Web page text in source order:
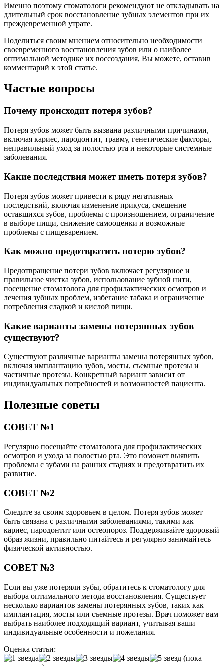
Именно поэтому стоматологи рекомендуют не откладывать на
длительный срок восстановление зубных элементов при их
преждевременной утрате.
Поделиться своим мнением относительно необходимости
своевременного восстановления зубов или о наиболее
оптимальной методике их воссоздания, Вы можете, оставив
комментарий к этой статье.
Частые вопросы
Почему происходит потеря зубов?
Потеря зубов может быть вызвана различными причинами,
включая кариес, пародонтит, травму, генетические факторы,
неправильный уход за полостью рта и некоторые системные
заболевания.
Какие последствия может иметь потеря зубов?
Потеря зубов может привести к ряду негативных
последствий, включая изменение прикуса, смещение
оставшихся зубов, проблемы с произношением, ограничение
в выборе пищи, снижение самооценки и возможные
проблемы с пищеварением.
Как можно предотвратить потерю зубов?
Предотвращение потери зубов включает регулярное и
правильное чистка зубов, использование зубной нити,
посещение стоматолога для профилактических осмотров и
лечения зубных проблем, избегание табака и ограничение
потребления сладкой и кислой пищи.
Какие варианты замены потерянных зубов
существуют?
Существуют различные варианты замены потерянных зубов,
включая имплантацию зубов, мосты, съемные протезы и
частичные протезы. Конкретный вариант зависит от
индивидуальных потребностей и возможностей пациента.
Полезные советы
СОВЕТ №1
Регулярно посещайте стоматолога для профилактических
осмотров и ухода за полостью рта. Это поможет выявить
проблемы с зубами на ранних стадиях и предотвратить их
развитие.
СОВЕТ №2
Следите за своим здоровьем в целом. Потеря зубов может
быть связана с различными заболеваниями, такими как
кариес, пародонтит или остеопороз. Поддерживайте здоровый
образ жизни, правильно питайтесь и регулярно занимайтесь
физической активностью.
СОВЕТ №3
Если вы уже потеряли зубы, обратитесь к стоматологу для
выбора оптимального метода восстановления. Существует
несколько вариантов замены потерянных зубов, таких как
имплантация, мосты или съемные протезы. Врач поможет вам
выбрать наиболее подходящий вариант, учитывая ваши
индивидуальные особенности и пожелания.
Оценка статьи:
(пока